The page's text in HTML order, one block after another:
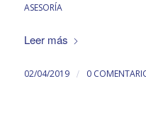
ASESORÍA
Leer más
02/04/2019 / 0